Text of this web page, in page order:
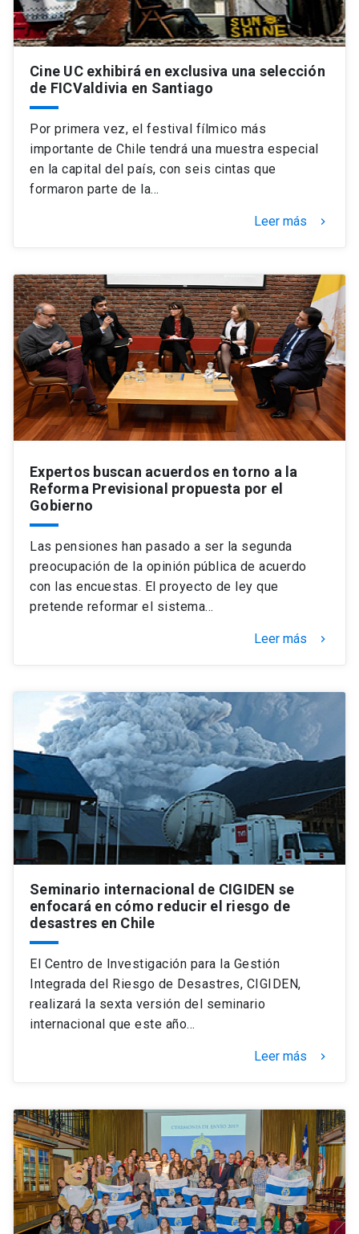
Cine UC exhibirá en exclusiva una selección
de FICValdivia en Santiago
Por primera vez, el festival fílmico más
importante de Chile tendrá una muestra especial
en la capital del país, con seis cintas que
formaron parte de la…
Leer más keyboard_arrow_right
Expertos buscan acuerdos en torno a la
Reforma Previsional propuesta por el
Gobierno
Las pensiones han pasado a ser la segunda
preocupación de la opinión pública de acuerdo
con las encuestas. El proyecto de ley que
pretende reformar el sistema…
Leer más keyboard_arrow_right
Seminario internacional de CIGIDEN se
enfocará en cómo reducir el riesgo de
desastres en Chile
El Centro de Investigación para la Gestión
Integrada del Riesgo de Desastres, CIGIDEN,
realizará la sexta versión del seminario
internacional que este año…
Leer más keyboard_arrow_right